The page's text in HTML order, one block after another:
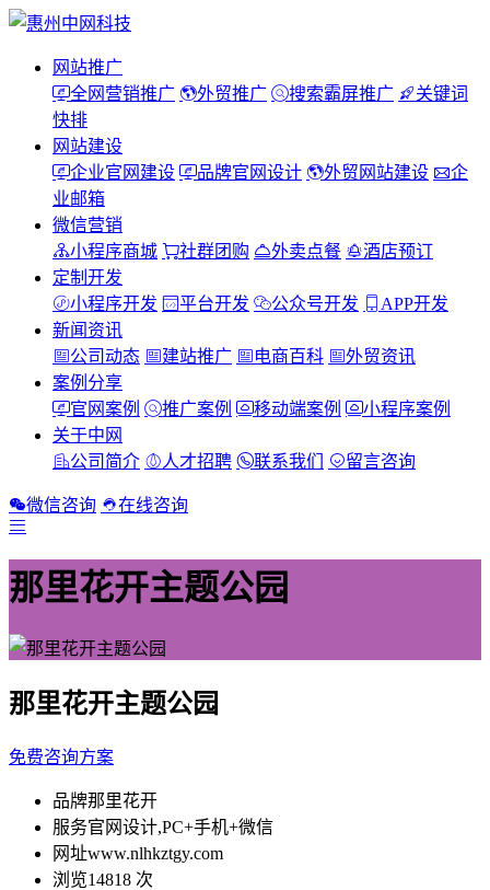
网站推广
全网营销推广
外贸推广 搜索霸屏推广
关键词
快排
网站建设
企业官网建设
品牌官网设计 外贸网站建设
企
业邮箱
微信营销
小程序商城
社群团购 外卖点餐
酒店预订
定制开发
小程序开发
平台开发 公众号开发
APP开发
新闻资讯
公司动态
建站推广 电商百科
外贸资讯
案例分享
官网案例
推广案例 移动端案例
小程序案例
关于中网
公司简介
人才招聘 联系我们 留言咨询
微信咨询 在线咨询
那里花开主题公园
那里花开主题公园
免费咨询方案
品牌那里花开
服务官网设计,PC+手机+微信
网址www.nlhkztgy.com
浏览14818 次